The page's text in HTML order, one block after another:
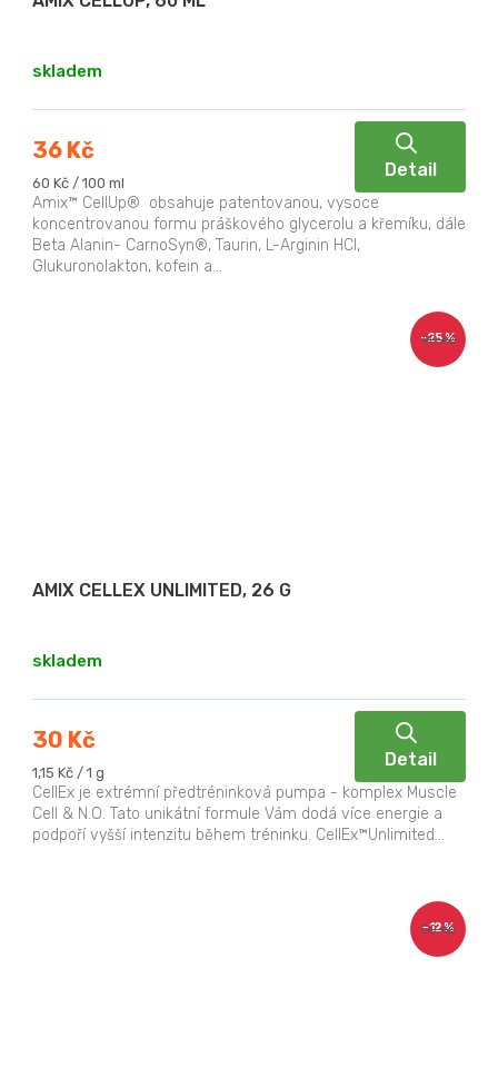
skladem
36 Kč
Měrná
cena:
60 Kč / 100 ml
Detail
Amix™ CellUp® obsahuje patentovanou, vysoce
koncentrovanou formu práškového glycerolu a křemíku, dále
Beta Alanin- CarnoSyn®, Taurin, L-Arginin HCl,
Glukuronolakton, kofein a...
40 Kč
–25 %
AMIX CELLEX UNLIMITED, 26 G
skladem
30 Kč
Měrná
cena:
1,15 Kč / 1 g
Detail
CellEx je extrémní předtréninková pumpa - komplex Muscle
Cell & N.O. Tato unikátní formule Vám dodá více energie a
podpoří vyšší intenzitu během tréninku. CellEx™Unlimited...
50 Kč
–12 %